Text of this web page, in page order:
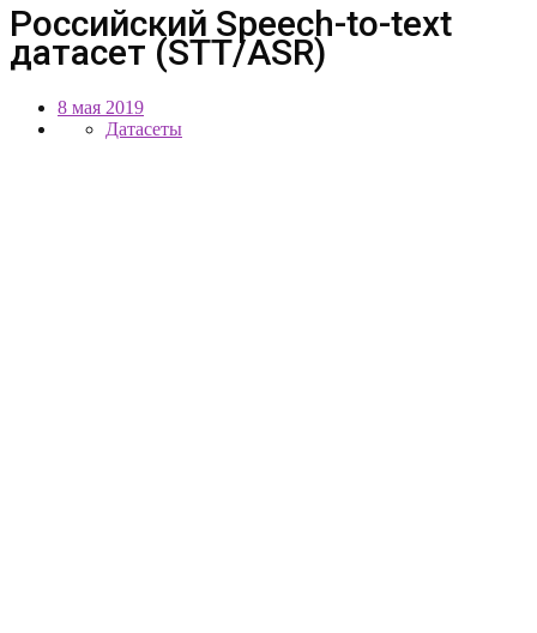
Российский Speech-to-text
датасет (STT/ASR)
8 мая 2019
Датасеты